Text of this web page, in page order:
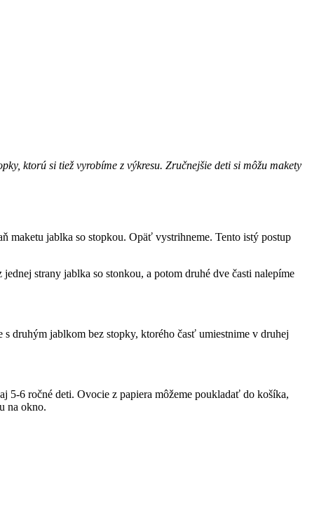
ktorú si tiež vyrobíme z výkresu. Zručnejšie deti si môžu makety
maketu jablka so stopkou. Opäť vystrihneme. Tento istý postup
strany jablka so stonkou, a potom druhé dve časti nalepíme
druhým jablkom bez stopky, ktorého časť umiestnime v druhej
6 ročné deti. Ovocie z papiera môžeme poukladať do košíka,
na okno.